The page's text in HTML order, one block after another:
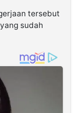
tersebut
sudah